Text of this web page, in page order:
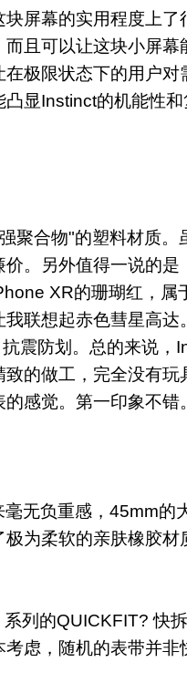
屏幕的实用程度上
且可以让这块小屏
极限状态下的用户
显Instinct的机能性
聚合物"的塑料材质。
。另外值得一说的
XR的珊瑚红，属
联想起赤色彗星高
震防划。总的来说，
的做工，完全没有
感觉。第一印象不错
无负重感，45mm的
为柔软的亲肤橡胶材
列的QUICKFIT? 快
虑，随机的表带并非